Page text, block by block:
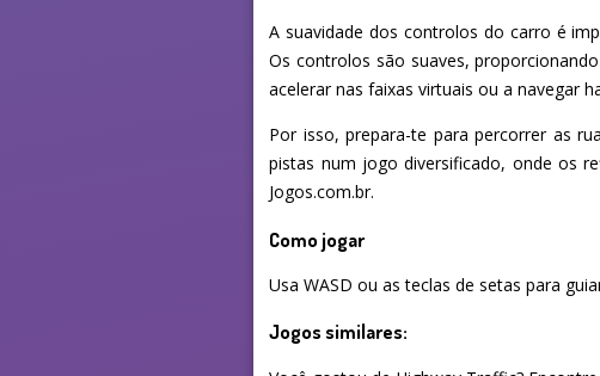
A suavidade dos controlos do carro é
Os controlos são suaves,
acelerar nas faixas virtuais ou a navegar
Por isso, prepara-te para percorrer as
pistas num jogo diversificado, onde os
Jogos.com.br.
Como jogar
Usa WASD ou as teclas de setas para
Jogos similares: